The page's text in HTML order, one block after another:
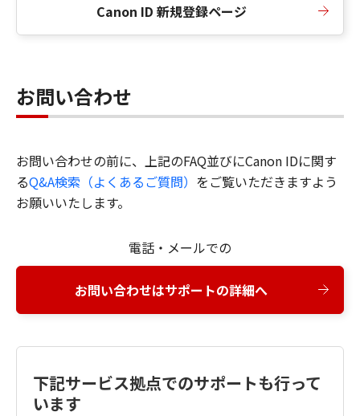
Canon ID 新規登録ページ
お問い合わせ
お問い合わせの前に、上記のFAQ並びにCanon IDに関す
るQ&A検索（よくあるご質問） をご覧いただきますよう
お願いいたします。
電話・メールでの
お問い合わせはサポートの詳細へ
下記サービス拠点でのサポートも行って
います